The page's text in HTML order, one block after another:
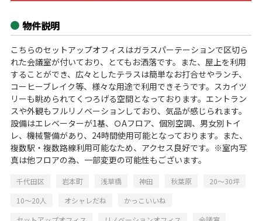
物件説明
こちらのセットアップオフィスはガラスパーテーションで区切ら
れた会議室が付いており、とてもお洒落です。また、屋上を利用
することができ、広々としたテラスは簡単なお打合せやランチ、
コーヒーブレイク等、様々な用途で利用できそうです。スカイツ
リーも眺められてくつろげる空間となっております。エントラン
スや外観もフルリノベーションしており、気品が感じられます。
設備はエレベーターが1基、ＯAフロア、個別空調、男女別トイ
レ、機械警備があり、24時間使用可能となっております。また、
複数駅・複数路線利用可能なため、アクセス良好です。※室内写
真は他フロアの為、一部変更の可能性もございます。
千代田区 岩本町 浅草橋 神田 秋葉原
20～30坪
10～20人
オシャレだね
かっこいいね